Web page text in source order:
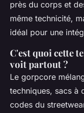
près du corps et
même technicité,
idéal pour une
C'est quoi cette
voit partout ?
Le gorpcore
techniques, sacs à
codes du